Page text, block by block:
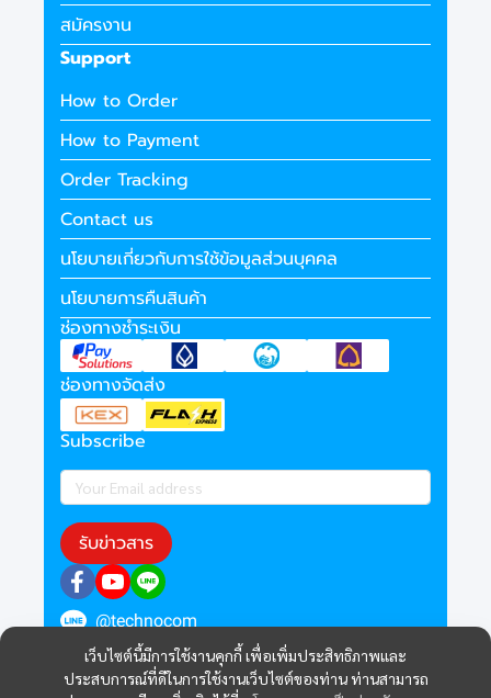
เว็บไซต์นี้มีการใช้งานคุกกี้ เพื่อเพิ่มประสิทธิภาพและ
ประสบการณ์ที่ดีในการใช้งานเว็บไซต์ของท่าน ท่านสามารถ
สมัครงาน
Support
How to Order
How to Payment
Order Tracking
Contact us
นโยบายเกี่ยวกับการใช้ข้อมูลส่วนบุคคล
นโยบายการคืนสินค้า
ช่องทางชำระเงิน
ช่องทางจัดส่ง
Subscribe
รับข่าวสาร
@technocom